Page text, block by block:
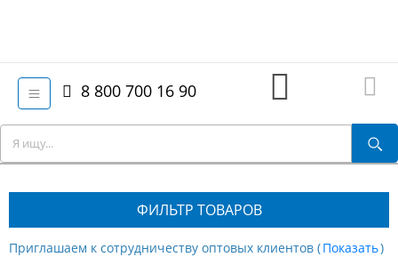
8 800 700 16 90
ФИЛЬТР ТОВАРОВ
Приглашаем к сотрудничеству оптовых клиентов ( )